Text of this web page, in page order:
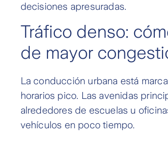
decisiones apresuradas.
Tráfico denso:
de mayor
La conducción urbana está
horarios pico. Las avenidas
alrededores de escuelas u
vehículos en poco tiempo.